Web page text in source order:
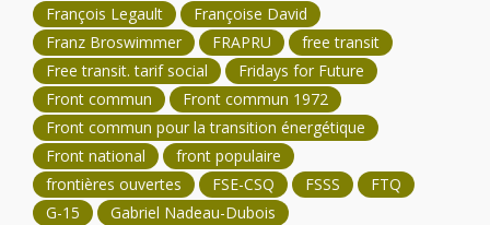
François Legault
Françoise David
Franz Broswimmer
FRAPRU
free transit
Free transit. tarif social
Fridays for Future
Front commun
Front commun 1972
Front commun pour la transition énergétique
Front national
front populaire
frontières ouvertes
FSE-CSQ FSSS
FTQ
G-15
Gabriel Nadeau-Dubois